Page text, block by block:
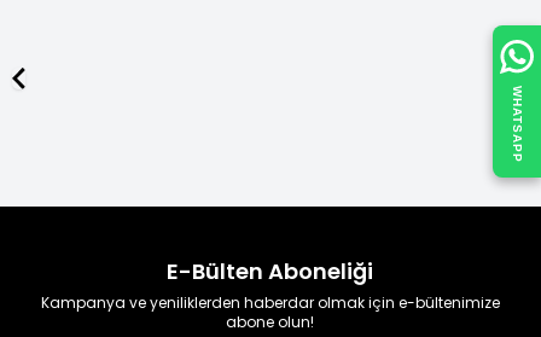
E-Bülten Aboneliği
Kampanya ve yeniliklerden haberdar olmak için e-bültenimize
abone olun!
WHATSAPP